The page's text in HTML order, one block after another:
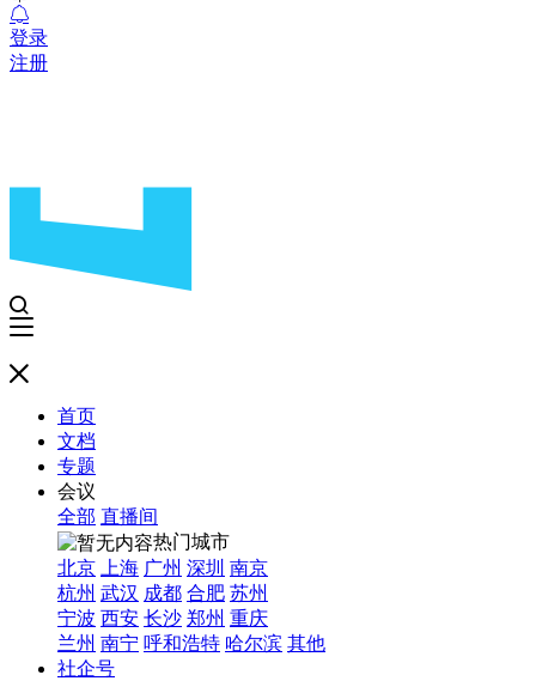
登录
注册
首页
文档
专题
会议
全部 直播间
热门城市
北京
上海 广州 深圳 南京
杭州 武汉 成都 合肥 苏州
宁波 西安 长沙 郑州 重庆
兰州 南宁 呼和浩特 哈尔滨 其他
社企号